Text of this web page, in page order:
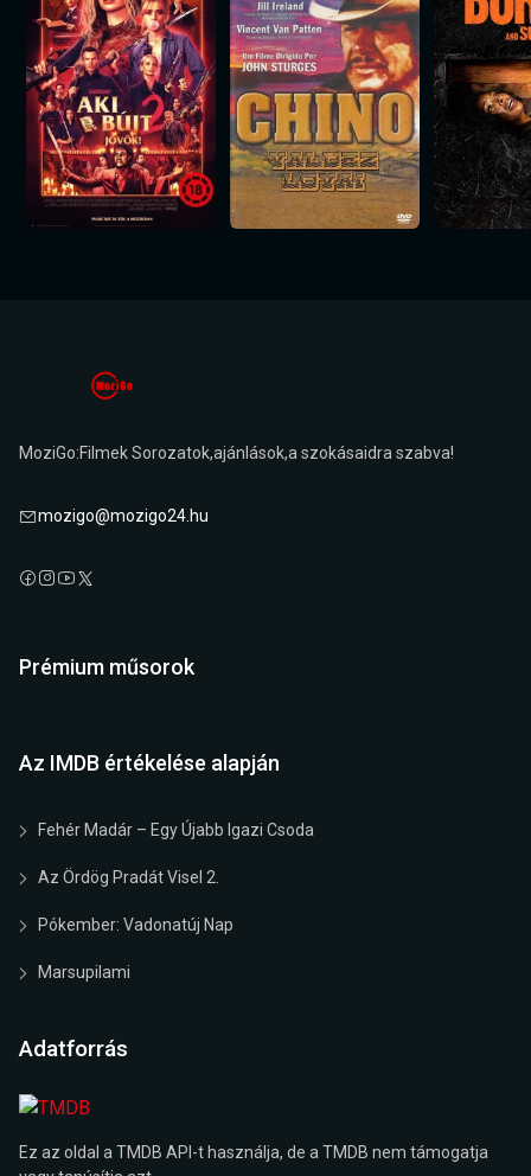
MoziGo:Filmek Sorozatok,ajánlások,a szokásaidra szabva!
mozigo@mozigo24.hu
Prémium műsorok
Az IMDB értékelése alapján
Fehér Madár – Egy Újabb Igazi Csoda
Az Ördög Pradát Visel 2.
Pókember: Vadonatúj Nap
Marsupilami
Adatforrás
Ez az oldal a TMDB API-t használja, de a TMDB nem támogatja